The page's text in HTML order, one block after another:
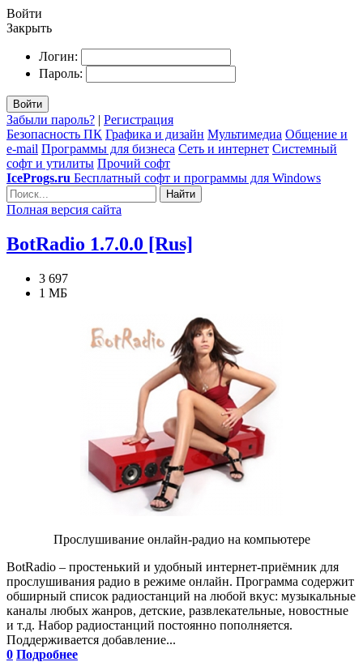
Войти
Закрыть
Логин:
Пароль:
Войти
Забыли пароль? | Регистрация
Безопасность ПК Графика и дизайн Мультимедиа Общение и
e-mail Программы для бизнеса Сеть и интернет Системный
софт и утилиты Прочий софт
IceProgs.ru Бесплатный софт и программы для Windows
Найти
Полная версия сайта
BotRadio 1.7.0.0 [Rus]
3 697
1 МБ
Прослушивание онлайн-радио на компьютере
BotRadio – простенький и удобный интернет-приёмник для
прослушивания радио в режиме онлайн. Программа содержит
обширный список радиостанций на любой вкус: музыкальные
каналы любых жанров, детские, развлекательные, новостные
и т.д. Набор радиостанций постоянно пополняется.
Поддерживается добавление...
0 Подробнее